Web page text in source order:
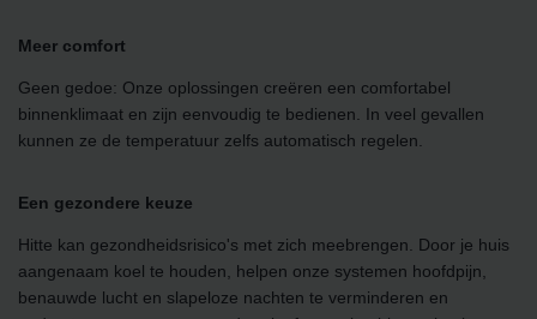
Meer comfort
Geen gedoe: Onze oplossingen creëren een comfortabel
binnenklimaat en zijn eenvoudig te bedienen. In veel gevallen
kunnen ze de temperatuur zelfs automatisch regelen.
Een gezondere keuze
Hitte kan gezondheidsrisico's met zich meebrengen. Door je huis
aangenaam koel te houden, helpen onze systemen hoofdpijn,
benauwde lucht en slapeloze nachten te verminderen en